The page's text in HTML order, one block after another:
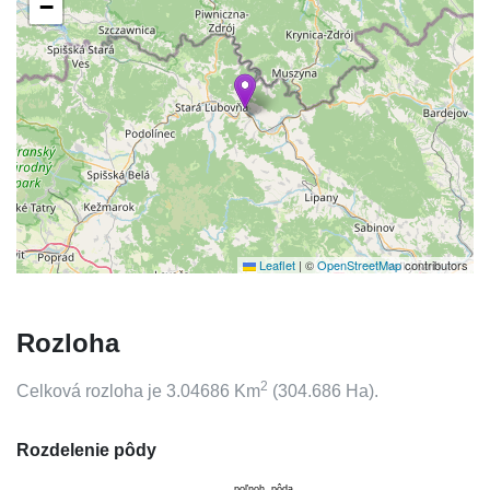
−
Leaflet | ©OpenStreetMapcontributors
Rozloha
Celková rozloha je 3.04686 Km2 (304.686 Ha).
Rozdelenie pôdy